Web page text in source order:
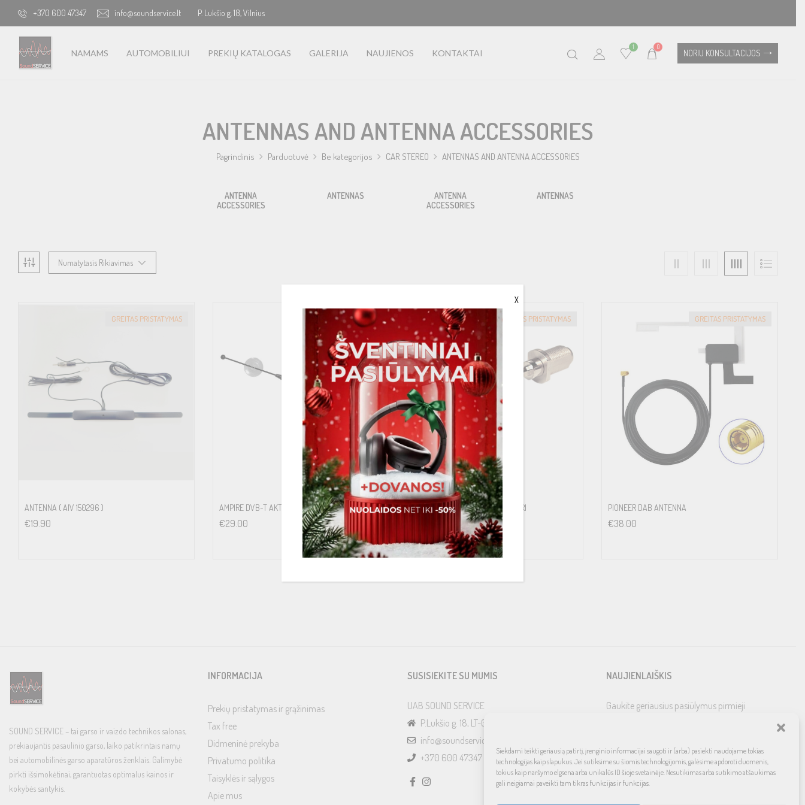
Siekdami teikti geriausią patirtį, įrenginio informacijai saugoti ir (arba) pasiekti naudojame tokias
technologijas kaip slapukus. Jei sutiksime su šiomis technologijomis, galėsime apdoroti duomenis,
tokius kaip naršymo elgsena arba unikalūs ID šioje svetainėje. Nesutikimas arba sutikimo atšaukimas
gali neigiamai paveikti tam tikras funkcijas ir funkcijas.
+370 600 47347 info@soundservice.lt P. Lukšio g. 18, Vilnius
NAMAMS AUTOMOBILIUI PREKIŲ KATALOGAS GALERIJA NAUJIENOS KONTAKTAI
1 0
NORIU KONSULTACIJOS
ANTENNAS AND ANTENNA ACCESSORIES
Pagrindinis Parduotuvė Be kategorijos CAR STEREO ANTENNAS AND ANTENNA ACCESSORIES
ANTENNA
ACCESSORIES
ANTENNAS
ANTENNA
ACCESSORIES
ANTENNAS
Numatytasis Rikiavimas
GREITAS PRISTATYMAS
ANTENNA ( AIV 150296 )
€19.90
GREITAS PRISTATYMAS
AMPIRE DVB-T AKTIV-ANTENNI
€29.00
GREITAS PRISTATYMAS
AMPIRE F LIITIN/ FAKRA ADAPTERI
GREITAS PRISTATYMAS
PIONEER DAB ANTENNA
€38.00
SOUND SERVICE – tai garso ir vaizdo technikos salonas,
prekiaujantis pasaulinio garso, laiko patikrintais namų
bei automobilinės garso aparatūros ženklais. Galimybė
pirkti išsimokėtinai, garantuotas optimalus kainos ir
kokybės santykis.
INFORMACIJA
Prekių pristatymas ir grąžinimas
Tax free
Didmeninė prekyba
Privatumo politika
Taisyklės ir sąlygos
Apie mus
SUSISIEKITE SU MUMIS
UAB SOUND SERVICE
P.Lukšio g. 18, LT-08222, Vilnius
info@soundservice.lt
+370 600 47347
NAUJIENLAIŠKIS
Gaukite geriausius pasiūlymus pirmieji
X